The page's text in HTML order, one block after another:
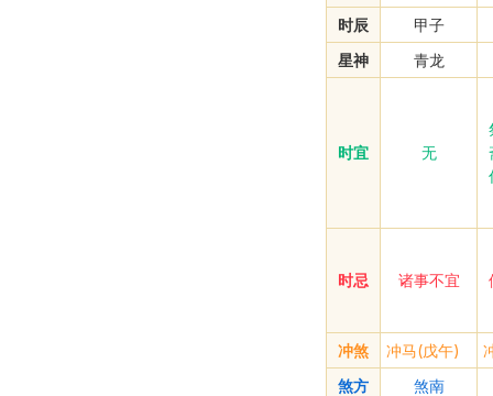
时辰
甲子
星神
青龙
时宜 无
时忌 诸事不宜
冲煞 冲马(戊午)
煞方
煞南